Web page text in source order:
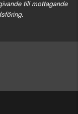
till mottagande